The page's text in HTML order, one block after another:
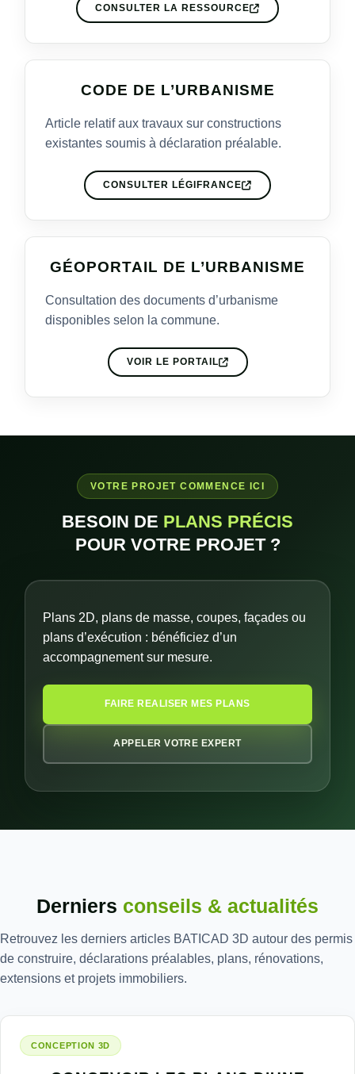
CONSULTER LA RESSOURCE
CODE DE L’URBANISME
Article relatif aux travaux sur constructions
existantes soumis à déclaration préalable.
CONSULTER LÉGIFRANCE
GÉOPORTAIL DE L’URBANISME
Consultation des documents d’urbanisme
disponibles selon la commune.
VOIR LE PORTAIL
VOTRE PROJET COMMENCE ICI
BESOIN DE PLANS PRÉCIS
POUR VOTRE PROJET ?
Plans 2D, plans de masse, coupes, façades ou
plans d’exécution : bénéficiez d’un
accompagnement sur mesure.
FAIRE REALISER MES PLANS
APPELER VOTRE EXPERT
Derniers conseils & actualités
Retrouvez les derniers articles BATICAD 3D autour des permis
de construire, déclarations préalables, plans, rénovations,
extensions et projets immobiliers.
CONCEPTION 3D